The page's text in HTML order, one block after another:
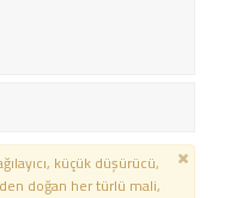
küçük düşürücü,
doğan her türlü mali,